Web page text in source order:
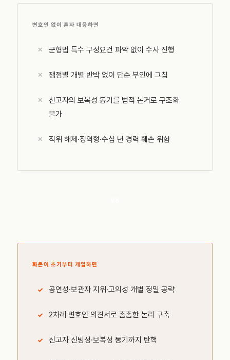
변호인 없이 혼자 대응하면
군형법 특수 구성요건 파악 없이 수사 진행
쟁점별 개별 반박 없이 단순 부인에 그침
신고자의 보복성 동기를 법적 논거로 구조화
불가
직위 해제·징역형·수십 년 경력 훼손 위험
화온이 초기부터 개입하면
공연성·보관자 지위·고의성 개별 정밀 공략
2차례 변호인 의견서로 촘촘한 논리 구축
신고자 신빙성·보복성 동기까지 탄핵